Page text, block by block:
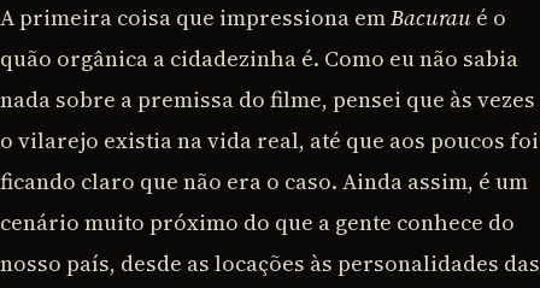
A primeira coisa que impressiona emBacurau é o
quão orgânica a cidadezinha é. Como eu não sabia
nada sobre a premissa do filme, pensei que às vezes
o vilarejo existia na vida real, até que aos poucos foi
ficando claro que não era o caso. Ainda assim, é um
cenário muito próximo do que a gente conhece do
nosso país, desde as locações às personalidades das